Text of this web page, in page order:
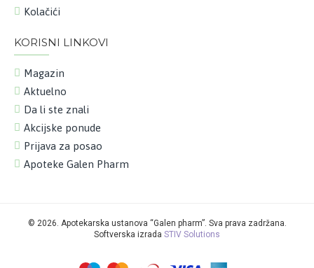
Kolačići
KORISNI LINKOVI
Magazin
Aktuelno
Da li ste znali
Akcijske ponude
Prijava za posao
Apoteke Galen Pharm
© 2026. Apotekarska ustanova “Galen pharm”. Sva prava zadržana.
Softverska izrada STIV Solutions